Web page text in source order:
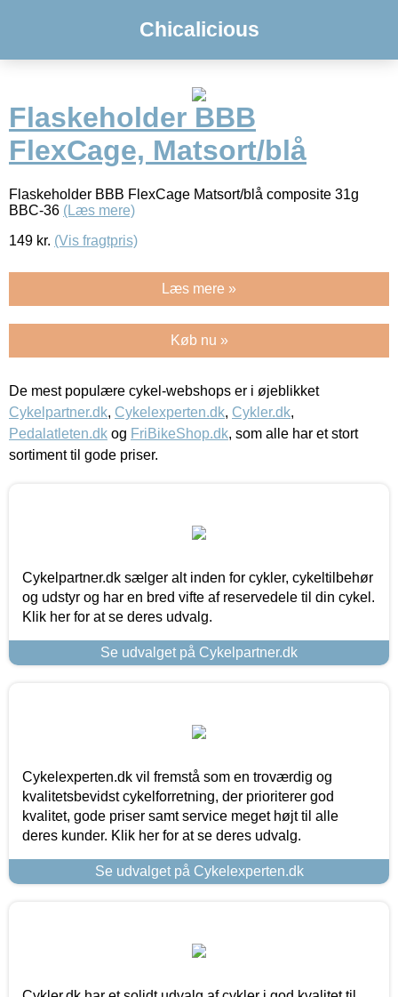
Chicalicious
Flaskeholder BBB
FlexCage, Matsort/blå
Flaskeholder BBB FlexCage Matsort/blå composite 31g
BBC-36 (Læs mere)
149 kr. (Vis fragtpris)
Læs mere »
Køb nu »
De mest populære cykel-webshops er i øjeblikket
Cykelpartner.dk, Cykelexperten.dk, Cykler.dk,
Pedalatleten.dk og FriBikeShop.dk, som alle har et stort
sortiment til gode priser.
Cykelpartner.dk sælger alt inden for cykler, cykeltilbehør
og udstyr og har en bred vifte af reservedele til din cykel.
Klik her for at se deres udvalg.
Se udvalget på Cykelpartner.dk
Cykelexperten.dk vil fremstå som en troværdig og
kvalitetsbevidst cykelforretning, der prioriterer god
kvalitet, gode priser samt service meget højt til alle
deres kunder. Klik her for at se deres udvalg.
Se udvalget på Cykelexperten.dk